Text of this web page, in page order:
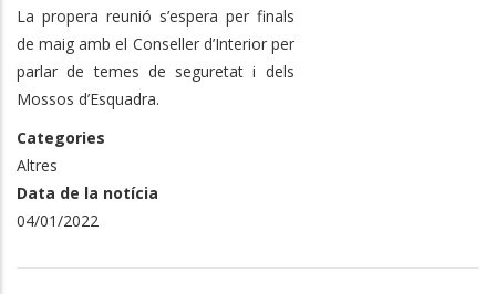
La propera reunió s’espera per finals
de maig amb el Conseller d’Interior per
parlar de temes de seguretat i dels
Mossos d’Esquadra.
Categories
Altres
Data de la notícia
04/01/2022